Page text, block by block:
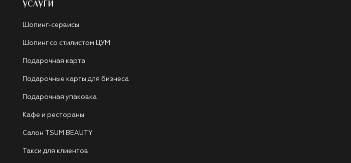
УСЛУГИ
Шопинг-сервисы
Шопинг со стилистом ЦУМ
Подарочная карта
Подарочные карты для бизнеса
Подарочная упаковка
Кафе и рестораны
Салон TSUM BEAUTY
Такси для клиентов